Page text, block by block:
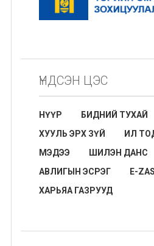
ҮНДСЭН ЦЭС
НҮҮР
БИДНИЙ ТУХАЙ
ХУУЛЬ ЭРХ ЗҮЙ
ИЛ
МЭДЭЭ
ШИЛЭН ДАНС
АВЛИГЫН ЭСРЭГ
E-
ХАРЬЯА ГАЗРУУД